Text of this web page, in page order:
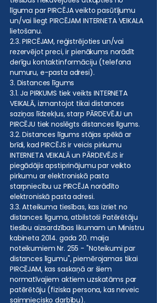
līguma par PIRCĒJA veikto pasūtījumu
un/vai liegt PIRCĒJAM INTERNETA VEIKALA
lietošanu.
2.3. PIRCĒJAM, reģistrējoties un/vai
rezervējot preci, ir pienākums norādīt
derīgu kontaktinformāciju (telefona
numuru, e-pasta adresi).
3. Distances līgums
3.1. Ja PIRKUMS tiek veikts INTERNETA
VEIKALĀ, izmantojot tikai distances
saziņas līdzekļus, starp PĀRDEVĒJU un
PIRCĒJU tiek noslēgts distances līgums.
3.2. Distances līgums stājas spēkā ar
brīdi, kad PIRCĒJS ir veicis pirkumu
INTERNETA VEIKALĀ un PĀRDEVĒJS ir
piegādājis apstiprinājumu par veikto
pirkumu ar elektroniskā pasta
starpniecību uz PIRCĒJA norādīto
elektroniskā pasta adresi.
3.3. Atteikuma tiesības, kas izriet no
distances līguma, atbilstoši Patērētāju
tiesību aizsardzības likumam un Ministru
kabineta 2014. gada 20. maija
noteikumiem Nr. 255 - "Noteikumi par
distances līgumu", piemērojamas tikai
PIRCĒJAM, kas saskaņā ar šiem
normatīvajiem aktiem uzskatāms par
patērētāju (fiziska persona, kas neveic
saimniecisko darbību).